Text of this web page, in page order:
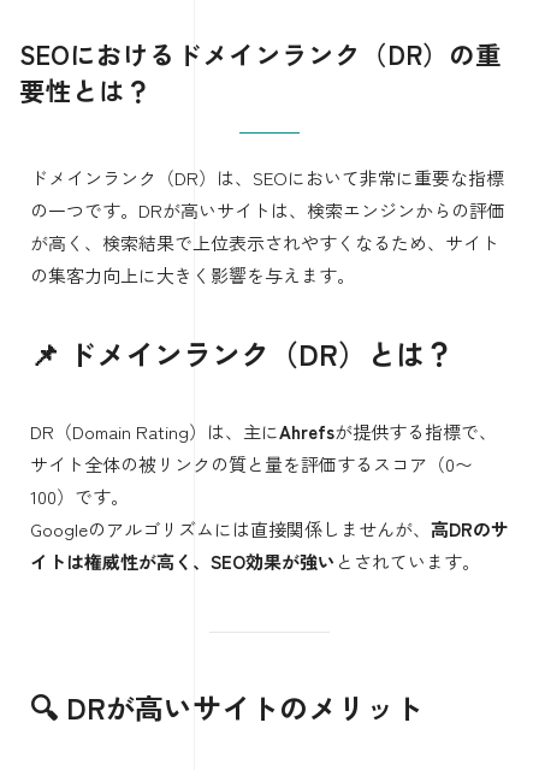
SEOにおけるドメインランク（DR）の重
要性とは？
ドメインランク（DR）は、SEOにおいて非常に重要な指標
の一つです。DRが高いサイトは、検索エンジンからの評価
が高く、検索結果で上位表示されやすくなるため、サイト
の集客力向上に大きく影響を与えます。
📌 ドメインランク（DR）とは？
DR（Domain Rating）は、主にAhrefsが提供する指標で、
サイト全体の被リンクの質と量を評価するスコア（0〜
100）です。
Googleのアルゴリズムには直接関係しませんが、 高DRのサ
イトは権威性が高く、SEO効果が強い とされています。
🔍 DRが高いサイトのメリット